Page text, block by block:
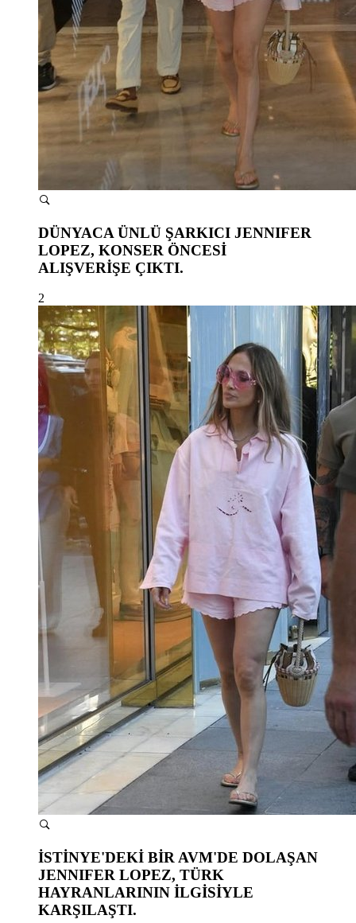
DÜNYACA ÜNLÜ ŞARKICI JENNIFER
LOPEZ, KONSER ÖNCESİ
ALIŞVERİŞE ÇIKTI.
2
İSTİNYE'DEKİ BİR AVM'DE DOLAŞAN
JENNIFER LOPEZ, TÜRK
HAYRANLARININ İLGİSİYLE
KARŞILAŞTI.